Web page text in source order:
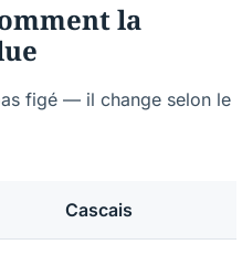
la
figé — il change selon le
Cascais